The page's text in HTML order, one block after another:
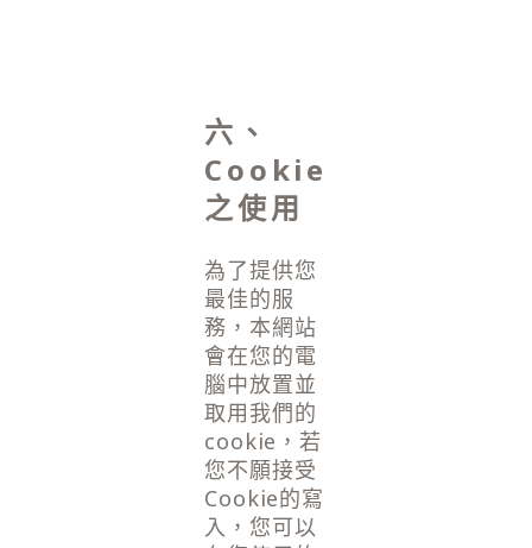
六、
Cookie
之使用
為了提供您
最佳的服
務，本網站
會在您的電
腦中放置並
取用我們的
cookie，若
您不願接受
Cookie的寫
入，您可以